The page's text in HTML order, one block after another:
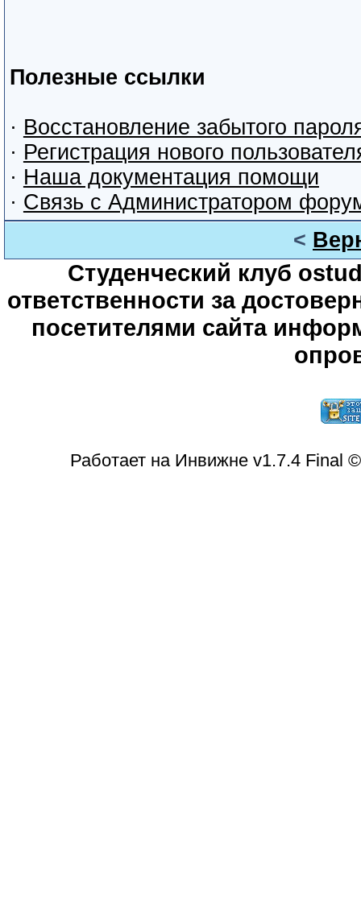
Полезные ссылки
· Восстановление забытого
· Регистрация нового
· Наша документация помощи
· Связь с Администратором
<
Студенческий клуб
ответственности за
посетителями сайта
Работает на Инвижне v1.7.4 Final